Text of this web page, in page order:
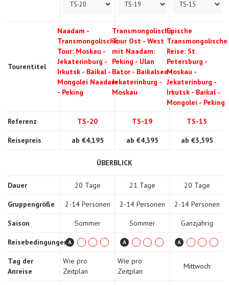
Tourentitel
Naadam -
Transmongolische
Tour: Moskau -
Jekaterinburg -
Irkutsk - Baikal -
Mongolei Naadam
- Peking
Transmongolische
Tour Ost - West
mit Naadam:
Peking - Ulan
Bator - Baikalsee -
Jekaterinburg -
Moskau
Epische
Transmongolische
Reise: St.
Petersburg -
Moskau -
Jekaterinburg -
Irkutsk - Baikal -
Mongolei - Peking
Referenz TS-20 TS-19 TS-15
Reisepreis ab €4,195 ab €4,395 ab €3,595
ÜBERBLICK
Dauer 20 Tage 21 Tage 20 Tage
Gruppengröße 2-14 Personen 2-14 Personen 2-14 Personen
Saison Sommer Sommer Ganzjährig
Reisebedingungen
Tag der
Anreise
Wie pro
Zeitplan
Wie pro
Zeitplan
Mittwoch